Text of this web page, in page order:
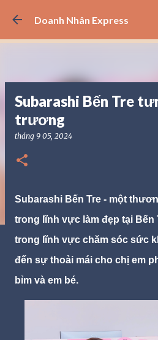
Chuyển đến nội
Doanh Nhân Express
Subarashi Bến Tre
trương
tháng 9 05, 2024
Subarashi Bến Tre - một
trong lĩnh vực làm đẹp tại Bến
trong lĩnh vực chăm sóc sức
đến sự thoải mái cho chị em
bỉm và em bé.